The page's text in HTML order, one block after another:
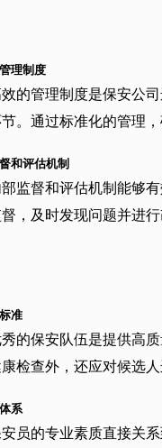
理制度
的管理制度是保安公
。通过标准化的管理
和评估机制
部监督和评估机制能够
，及时发现问题并进
准
的保安队伍是提供高
检查外，还应对候选
系
员的专业素质直接关